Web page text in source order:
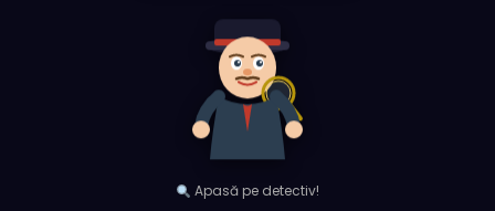
Apasă pe detectiv!